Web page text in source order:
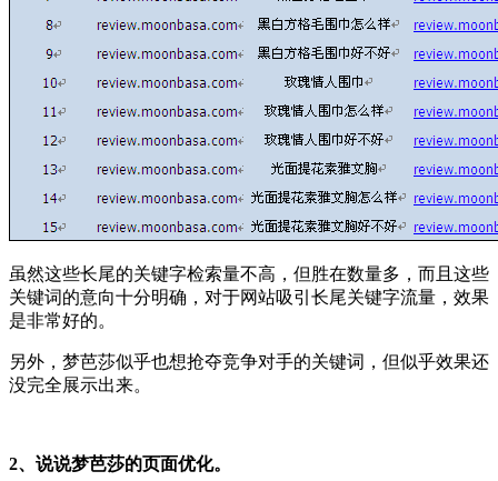
虽然这些长尾的关键字检索量不高，但胜在数量多，而且这些
关键词的意向十分明确，对于网站吸引长尾关键字流量，效果
是非常好的。
另外，梦芭莎似乎也想抢夺竞争对手的关键词，但似乎效果还
没完全展示出来。
2、说说梦芭莎的页面优化。